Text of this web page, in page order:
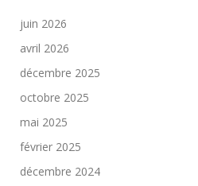
juin 2026
avril 2026
décembre 2025
octobre 2025
mai 2025
février 2025
décembre 2024